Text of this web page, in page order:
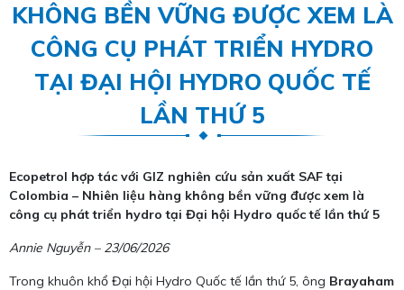
KHÔNG BỀN VỮNG ĐƯỢC XEM LÀ
CÔNG CỤ PHÁT TRIỂN HYDRO
TẠI ĐẠI HỘI HYDRO QUỐC TẾ
LẦN THỨ 5
Ecopetrol hợp tác với GIZ nghiên cứu sản xuất SAF tại
Colombia – Nhiên liệu hàng không bền vững được xem là
công cụ phát triển hydro tại Đại hội Hydro quốc tế lần thứ 5
Annie Nguyễn – 23/06/2026
Trong khuôn khổ Đại hội Hydro Quốc tế lần thứ 5, ông Brayaham